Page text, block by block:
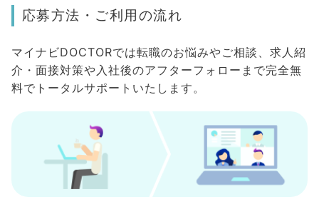
応募方法・ご利用の流れ
マイナビDOCTORでは転職のお悩みやご相談、求人紹
介・面接対策や入社後のアフターフォローまで完全無
料でトータルサポートいたします。